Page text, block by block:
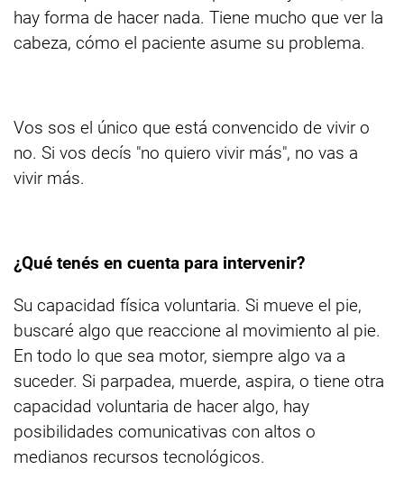
hay forma de hacer nada. Tiene mucho que ver la
cabeza, cómo el paciente asume su problema.
Vos sos el único que está convencido de vivir o
no. Si vos decís "no quiero vivir más", no vas a
vivir más.
¿Qué tenés en cuenta para intervenir?
Su capacidad física voluntaria. Si mueve el pie,
buscaré algo que reaccione al movimiento al pie.
En todo lo que sea motor, siempre algo va a
suceder. Si parpadea, muerde, aspira, o tiene otra
capacidad voluntaria de hacer algo, hay
posibilidades comunicativas con altos o
medianos recursos tecnológicos.